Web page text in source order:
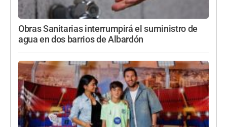
Obras Sanitarias interrumpirá el suministro de
agua en dos barrios de Albardón